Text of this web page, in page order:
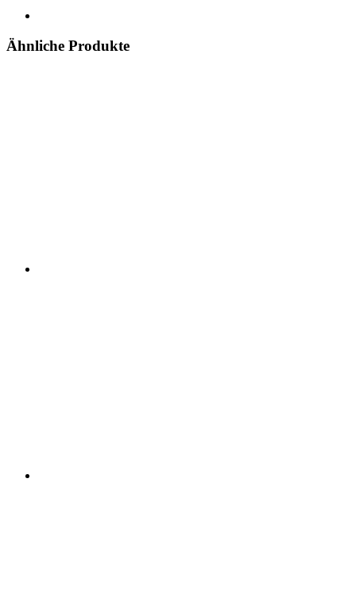
Ähnliche Produkte